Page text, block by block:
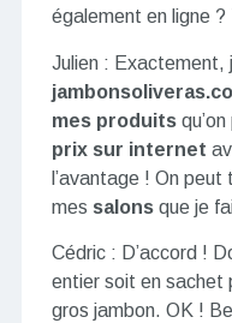
également en ligne ?
Julien : Exactement,
mes produits
prix sur internet
l’avantage ! On
mes salonsque je
Cédric : D’accord !
entier soit en sachet
gros jambon. OK !